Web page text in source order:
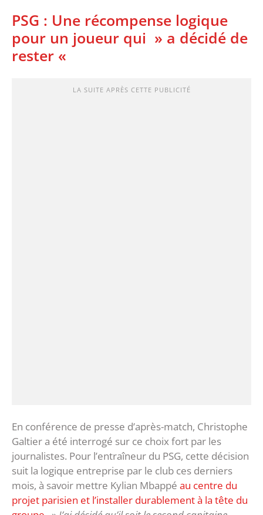
PSG : Une récompense logique
pour un joueur qui » a décidé de
rester «
LA SUITE APRÈS CETTE PUBLICITÉ
En conférence de presse d’après-match, Christophe
Galtier a été interrogé sur ce choix fort par les
journalistes. Pour l’entraîneur du PSG, cette décision
suit la logique entreprise par le club ces derniers
mois, à savoir mettre Kylian Mbappé au centre du
projet parisien et l’installer durablement à la tête du